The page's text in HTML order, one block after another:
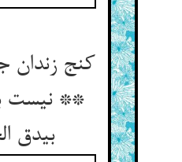
کنج زندان
** نیست
بی‏دق